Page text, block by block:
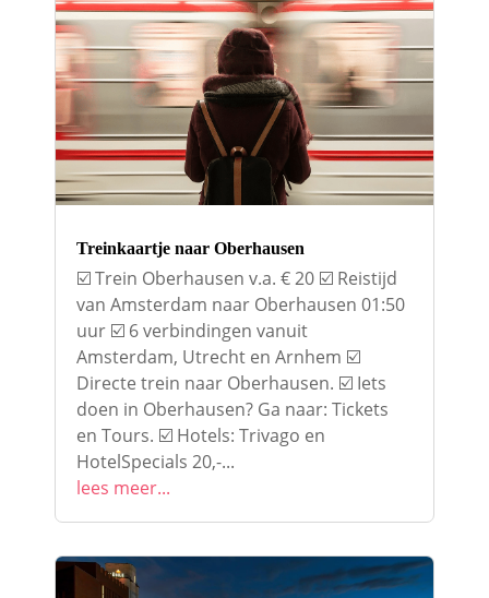
Treinkaartje naar Oberhausen
☑️ Trein Oberhausen v.a. € 20 ☑️ Reistijd
van Amsterdam naar Oberhausen 01:50
uur ☑️ 6 verbindingen vanuit
Amsterdam, Utrecht en Arnhem ☑️
Directe trein naar Oberhausen. ☑️ Iets
doen in Oberhausen? Ga naar: Tickets
en Tours. ☑️ Hotels: Trivago en
HotelSpecials 20,-...
lees meer...